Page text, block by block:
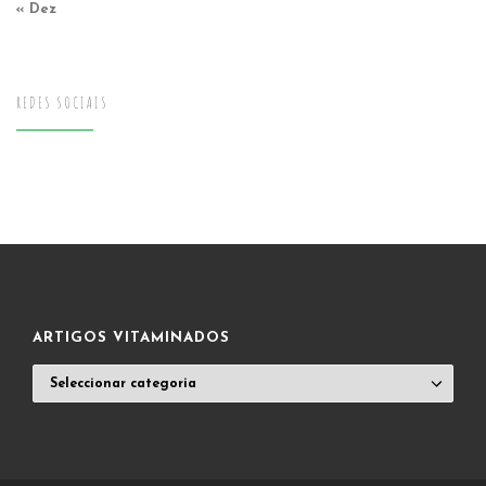
« Dez
REDES SOCIAIS
ARTIGOS VITAMINADOS
VITAMINADOS